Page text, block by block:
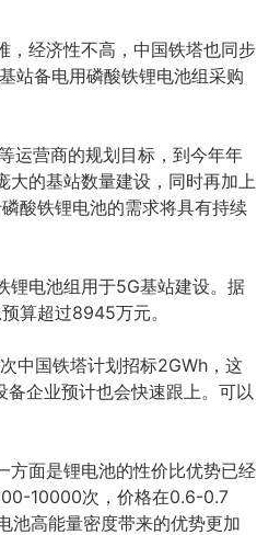
，经济性不高，中国铁塔也同步
站备电用磷酸铁锂电池组采购
运营商的规划目标，到今年年
的基站数量建设，同时再加上
酸铁锂电池的需求将具有持续
锂电池组用于5G基站建设。据
算超过8945万元。
中国铁塔计划招标2GWh，这
企业预计也会快速跟上。可以
方面是锂电池的性价比优势已经
10000次，价格在0.6-0.7
池高能量密度带来的优势更加